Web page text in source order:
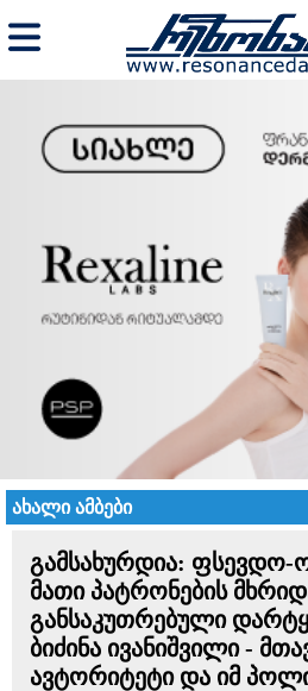
ახალი ამბები
გამსახურდია: ფსევდო-
მათი პატრონების
განსაკუთრებული
ბიძინა ივანიშვილი -
ავტორიტეტი და იმ